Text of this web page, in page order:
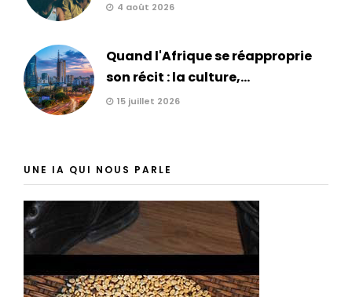
4 août 2026
Quand l'Afrique se réapproprie
son récit : la culture,...
15 juillet 2026
UNE IA QUI NOUS PARLE